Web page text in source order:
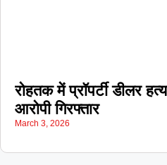
रोहतक में प्रॉपर्टी डीलर
आरोपी गिरफ्तार
March 3, 2026